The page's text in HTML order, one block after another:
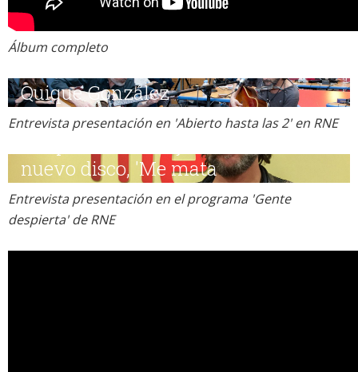
Álbum completo
Entrevista presentación en 'Abierto hasta las 2' en RNE
Entrevista presentación en el programa 'Gente
despierta' de RNE